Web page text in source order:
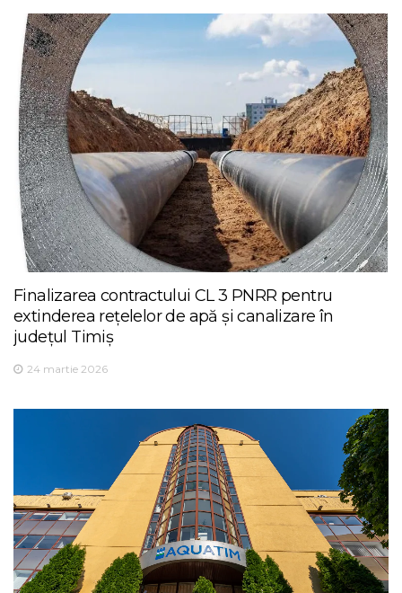
Finalizarea contractului CL 3 PNRR pentru
extinderea rețelelor de apă și canalizare în
județul Timiș
24 martie 2026